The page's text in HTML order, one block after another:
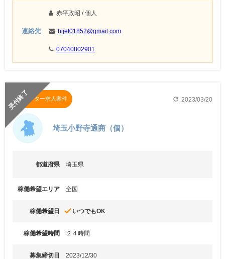
連絡先
赤平政昭 / 個人
hijet01852@gmail.com
07040802901
受付終了
チャーター求人案件 refresh 2023/03/20
埼玉小野寺通商（個）
都道府県 埼玉県
稼働希望エリア 全国
稼働希望日 done いつでもOK
稼働希望時間 ２４時間
募集締切日 2023/12/30